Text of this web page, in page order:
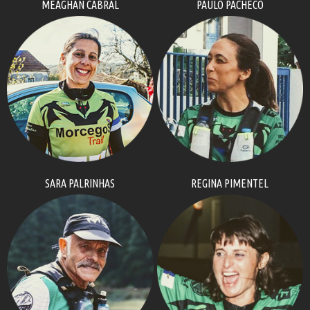
MEAGHAN CABRAL PAULO PACHECO
SARA PALRINHAS REGINA PIMENTEL